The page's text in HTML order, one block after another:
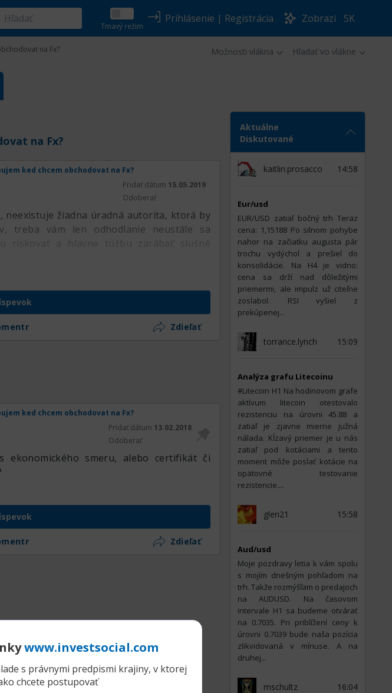
Tmavý režim
Prihlásenie | Registrácia Zobrazi SK
na Fx? Možnosti vlákna Hľadať vo vlákne
www.investsocial.com
s právnymi predpismi krajiny, v ktorej
chcete postupovať
na Fx?
ked chcem obchodovat na Fx?
Pridať dátum 15.05.2019
Odoberať
žiadna úradná autorita, ktorá by
treba vám len odhodlanie neustále sa
riskovať a hlavne túžbu zarábať slušné
Zdieľať
ked chcem obchodovat na Fx?
Pridať dátum 13.02.2018
Odoberať
ekonomického smeru, alebo certifikát či
Zdieľať
Aktuálne
Diskutované
kaitlin.prosacco 14:58
Eur/usd
EUR/USD zatiaľ bočný trh Teraz
cena: 1,15188 Po silnom pohybe
nahor na začiatku augusta pár
trochu vydýchol a prešiel do
konsolidácie. Na H4 je vidno:
cena sa drží nad dôležitými
priemermi, ale impulz už citeľne
zoslabol. RSI vyšiel z
prekúpenej...
torrance.lynch 15:09
Analýza grafu Litecoinu
#Litecoin Н1 Na hodinovom grafe
aktívum litecoin otestovalo
rezistenciu na úrovni 45.88 a
zatiaľ je zjavne mierne južná
nálada. Kĺzavý priemer je u nás
zatiaľ pod kotáciami a tento
moment môže poslať kotácie na
opätovné testovanie
rezistencie....
glen21 15:58
Aud/usd
Moje pozdravy letia k vám spolu
s mojím dnešným pohľadom na
trh. Takže rozmýšľam o predajoch
na AUDUSD. Na časovom
intervale H1 sa budeme otvárať
na 0.7035. Pri priblížení ceny k
úrovni 0.7039 bude naša pozícia
zlikvidovaná v mínuse. A na
druhej...
mschultz 16:04